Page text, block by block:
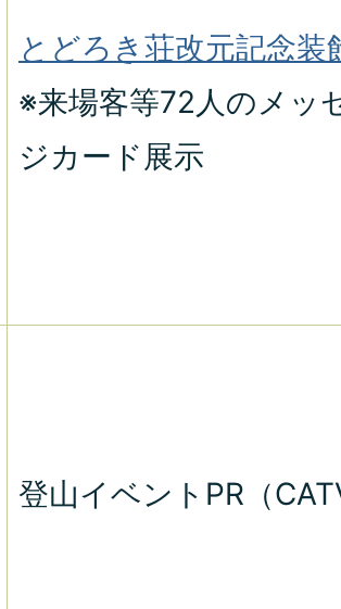
とどろき荘改元記念装
※来場客等72人のメッ
ジカード展示
登山イベントPR（